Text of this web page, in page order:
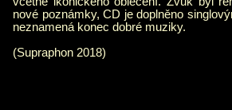
nové poznámky, CD je doplněno
neznamená konec dobré muziky.
(Supraphon 2018)